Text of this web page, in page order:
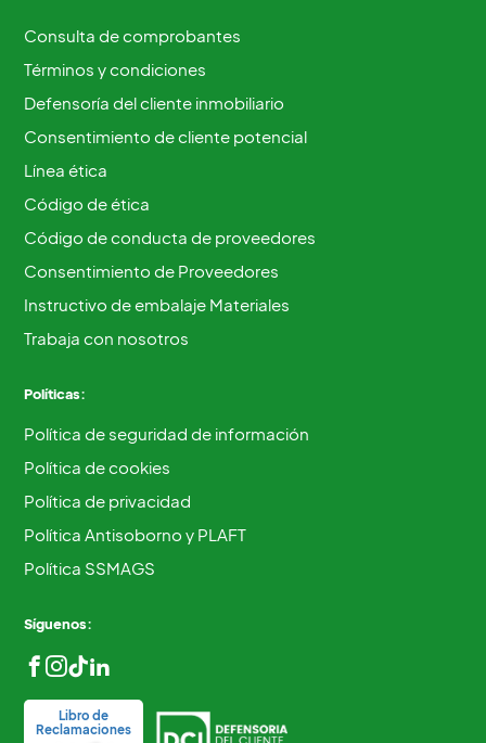
Consulta de comprobantes
Términos y condiciones
Defensoría del cliente inmobiliario
Consentimiento de cliente potencial
Línea ética
Código de ética
Código de conducta de proveedores
Consentimiento de Proveedores
Instructivo de embalaje Materiales
Trabaja con nosotros
Políticas:
Política de seguridad de información
Política de cookies
Política de privacidad
Política Antisoborno y PLAFT
Política SSMAGS
Síguenos:
Libro de
Reclamaciones